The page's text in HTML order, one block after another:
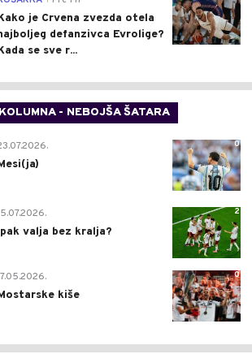
je Crvena zvezda otela
defanzivca Evrolige?
se sve r...
KOLUMNA - NEBOJŠA ŠATARA
0
2
valja bez kralja?
0
kiše